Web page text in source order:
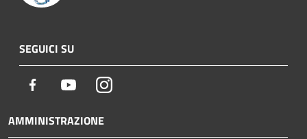
SEGUICI SU
Facebook YoutubeInstagram
AMMINISTRAZIONE